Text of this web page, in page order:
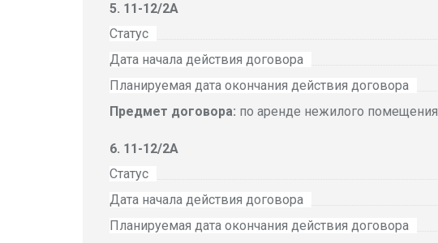
11-12/2А
Статус
Дата начала действия договора
Планируемая дата окончания действия договора
Предмет договора: по аренде нежилого помещения
11-12/2А
Статус
Дата начала действия договора
Планируемая дата окончания действия договора